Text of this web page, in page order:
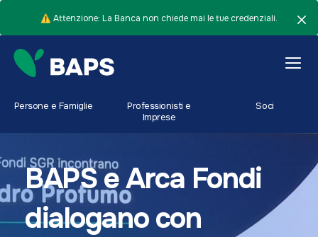
⚠️ Attenzione: La Banca non chiede mai le tue credenziali.
Persone e Famiglie
Professionisti e
Imprese
Soci
BAPS e Arca Fondi
dialogano con